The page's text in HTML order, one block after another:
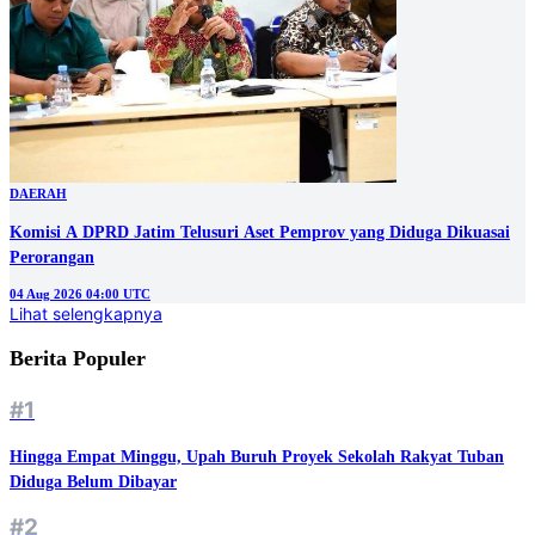
DAERAH
Komisi A DPRD Jatim Telusuri Aset Pemprov yang Diduga Dikuasai
Perorangan
04 Aug 2026 04:00 UTC
Lihat selengkapnya
Berita Populer
#1
Hingga Empat Minggu, Upah Buruh Proyek Sekolah Rakyat Tuban
Diduga Belum Dibayar
#2